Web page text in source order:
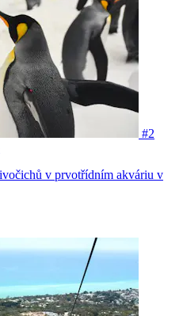
#2
v prvotřídním akváriu v